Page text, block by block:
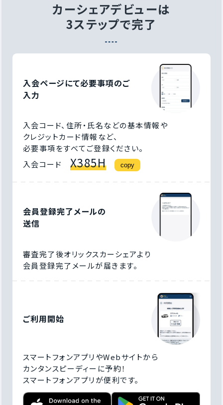
カーシェアデビューは
3ステップで完了
入会ページにて必要事項のご
入力
入会コード、住所・氏名などの基本情報や
クレジットカード情報など、
必要事項をすべてご登録ください。
入会コード X385H copy
会員登録完了メールの
送信
審査完了後オリックスカーシェアより
会員登録完了メールが届きます。
ご利用開始
スマートフォンアプリやWebサイトから
カンタンスピーディーに予約！
スマートフォンアプリが便利です。